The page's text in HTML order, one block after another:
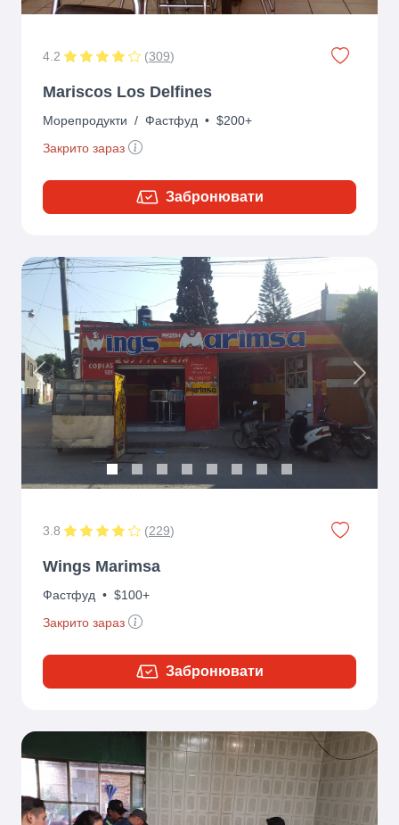
4.2 (309)
Mariscos Los Delfines
Морепродукти / Фастфуд • $200+
Закрито зараз
Забронювати
Previous Next
3.8 (229)
Wings Marimsa
Фастфуд • $100+
Закрито зараз
Забронювати